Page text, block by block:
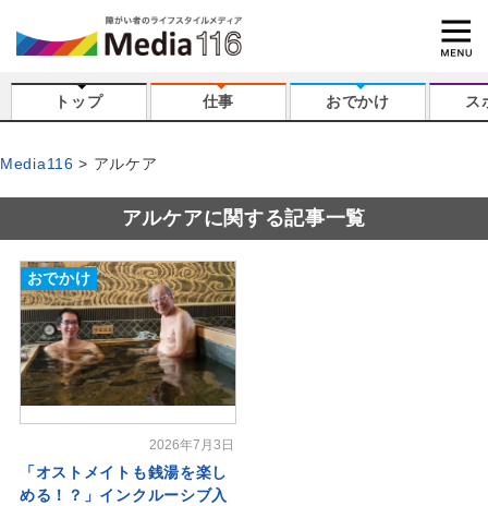
トップ 仕事 おでかけ ス
Media116 アルケア
アルケアに関する記事一覧
おでかけ
2026年7月3日
「オストメイトも銭湯を楽し
める！？」インクルーシブ入